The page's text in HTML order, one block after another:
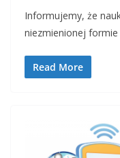
Informujemy, że
niezmienionej formie
Read More